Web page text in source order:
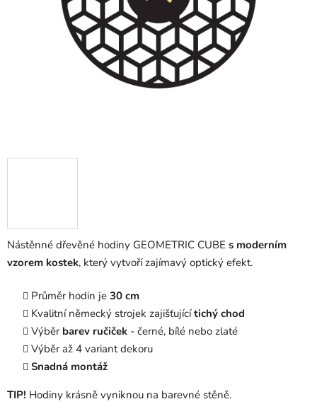
Nástěnné dřevěné hodiny GEOMETRIC CUBE s moderním
vzorem kostek, který vytvoří zajímavý optický efekt.
Průměr hodin je 30 cm
Kvalitní německý strojek zajišťujícítichý chod
Výběr barev ručiček - černé, bílé nebo zlaté
Výběr až 4 variant dekoru
Snadná montáž
TIP! Hodiny krásně vyniknou na barevné stěně.